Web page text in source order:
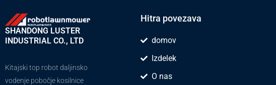
SHANDONG LUSTER
INDUSTRIAL CO., LTD
Kitajski top robot daljinsko
vodenje pobočje kosilnice
Hitra povezava
domov
Izdelek
O nas